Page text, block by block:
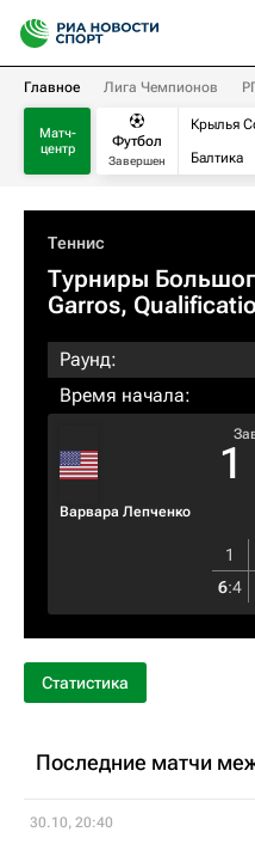
Главное Лига Чемпионов
Матч-
центр
Футбол
Завершен
Крылья
Балтика
Теннис
Турниры
Garros,
Раунд:
Время начала:
Варвара Лепченко
1
1
6:4
Статистика
Последние матчи
30.10, 20:40